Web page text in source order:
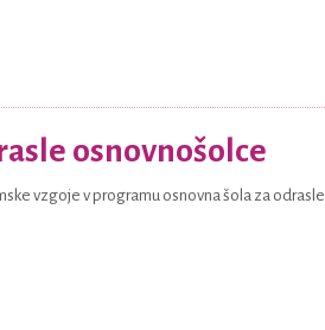
osnovnošolce
vzgoje v programu osnovna šola za